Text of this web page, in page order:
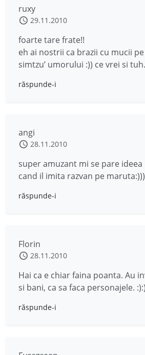
ruxy
29.11.2010
foarte tare frate!!
eh ai nostrii ca brazii cu mucii pe
simtzu’ umorului :)) ce vrei si
răspunde-i
angi
28.11.2010
super amuzant mi se pare
cand il imita razvan pe
răspunde-i
Florin
28.11.2010
Hai ca e chiar faina poanta. Au
si bani, ca sa faca personajele. :):)
răspunde-i